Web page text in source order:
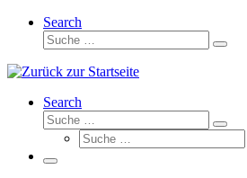
Search
Suche
Suche
Search
Suche
Suche
Suche
Menü